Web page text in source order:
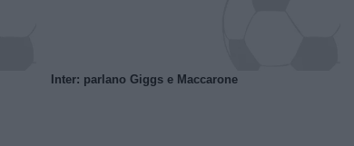
Inter: parlano Giggs e Maccarone